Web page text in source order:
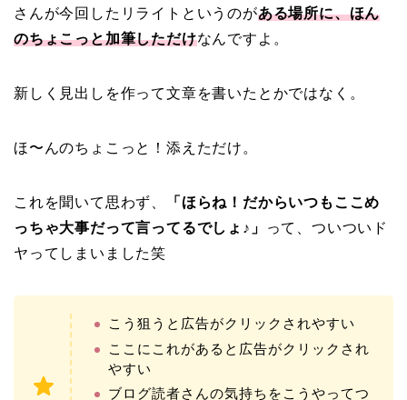
さんが今回したリライトというのがある場所に、ほん
のちょこっと加筆しただけなんですよ。
新しく見出しを作って文章を書いたとかではなく。
ほ〜んのちょこっと！添えただけ。
これを聞いて思わず、
「ほらね！だからいつもここめ
っちゃ大事だって言ってるでしょ♪」
って、ついついド
ヤってしまいました笑
こう狙うと広告がクリックされやすい
ここにこれがあると広告がクリックされ
やすい
ブログ読者さんの気持ちをこうやってつ